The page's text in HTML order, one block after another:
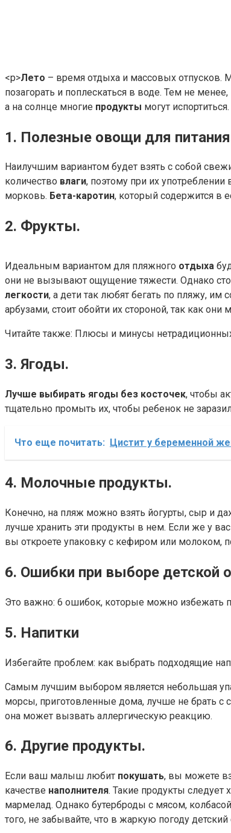
<р>Лето – время отдыха и массовых отпусков.
позагорать и поплескаться в воде. Тем не
а на солнце многие продукты могут
1. Полезные овощи для
Наилучшим вариантом будет взять с собой
количество влаги, поэтому при их
морковь. Бета-каротин, который содержится в
2. Фрукты.
Идеальным вариантом для пляжного отдыха
они не вызывают ощущение тяжести. Однако
легкости, а дети так любят бегать по пляжу,
арбузами, стоит обойти их стороной, так как
Читайте также: Плюсы и минусы
3. Ягоды.
Лучше выбирать ягоды без косточек, чтобы
тщательно промыть их, чтобы ребенок не
Что еще почитать: Цистит у беременной
4. Молочные продукты.
Конечно, на пляж можно взять йогурты, сыр и
лучше хранить эти продукты в нем. Если же у
вы откроете упаковку с кефиром или молоком,
6. Ошибки при выборе детской
Это важно: 6 ошибок, которые можно избежать
5. Напитки
Избегайте проблем: как выбрать подходящие
Самым лучшим выбором является небольшая
морсы, приготовленные дома, лучше не брать с
она может вызвать аллергическую реакцию.
6. Другие продукты.
Если ваш малыш любит покушать, вы можете
качестве наполнителя. Такие продукты следует
мармелад. Однако бутерброды с мясом,
того, не забывайте, что в жаркую погоду